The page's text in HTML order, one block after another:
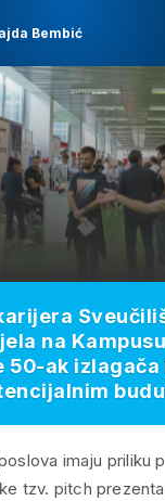
Bembić
imaju
tzv. pitch
na
50-ak